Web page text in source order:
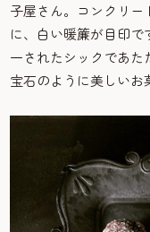
子屋さん。コンクリ
に、白い暖簾が目印
一されたシックであた
宝石のように美しいお